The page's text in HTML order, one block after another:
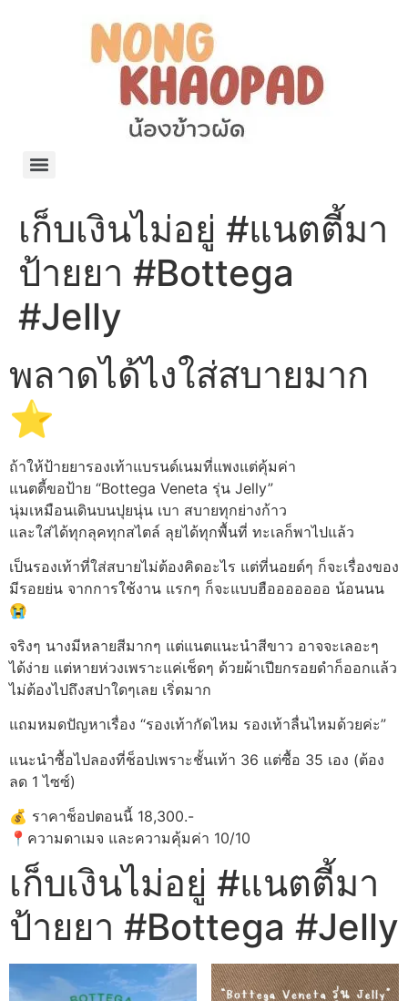
เก็บเงินไม่อยู่ #แนตตี้มา
ป้ายยา #Bottega
#Jelly
พลาดได้ไงใส่สบายมาก
⭐️
ถ้าให้ป้ายยารองเท้าแบรนด์เนมที่แพงแต่คุ้มค่า
แนตตี้ขอป้าย “Bottega Veneta รุ่น Jelly”
นุ่มเหมือนเดินบนปุยนุ่น เบา สบายทุกย่างก้าว
และใส่ได้ทุกลุคทุกสไตล์ ลุยได้ทุกพื้นที่ ทะเลก็พาไปแล้ว
เป็นรองเท้าที่ใส่สบายไม่ต้องคิดอะไร แต่ที่นอยด์ๆ ก็จะเรื่องของ
มีรอยย่น จากการใช้งาน แรกๆ ก็จะแบบฮือออออออ น้อนนน
😭
จริงๆ นางมีหลายสีมากๆ แต่แนตแนะนำสีขาว อาจจะเลอะๆ
ได้ง่าย แต่หายห่วงเพราะแค่เช็ดๆ ด้วยผ้าเปียกรอยดำก็ออกแล้ว
ไม่ต้องไปถึงสปาใดๆเลย เริ่ดมาก
แถมหมดปัญหาเรื่อง “รองเท้ากัดไหม รองเท้าลื่นไหมด้วยค่ะ”
แนะนำซื้อไปลองที่ช็อปเพราะชั้นเท้า 36 แต่ซื้อ 35 เอง (ต้อง
ลด 1 ไซซ์)
💰 ราคาช็อปตอนนี้ 18,300.-
📍ความดาเมจ และความคุ้มค่า 10/10
เก็บเงินไม่อยู่ #แนตตี้มา
ป้ายยา #Bottega #Jelly